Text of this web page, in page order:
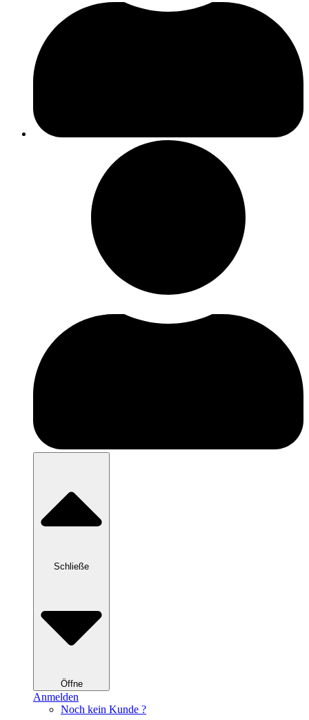
Schließe
Öffne
Anmelden
Noch kein Kunde ?